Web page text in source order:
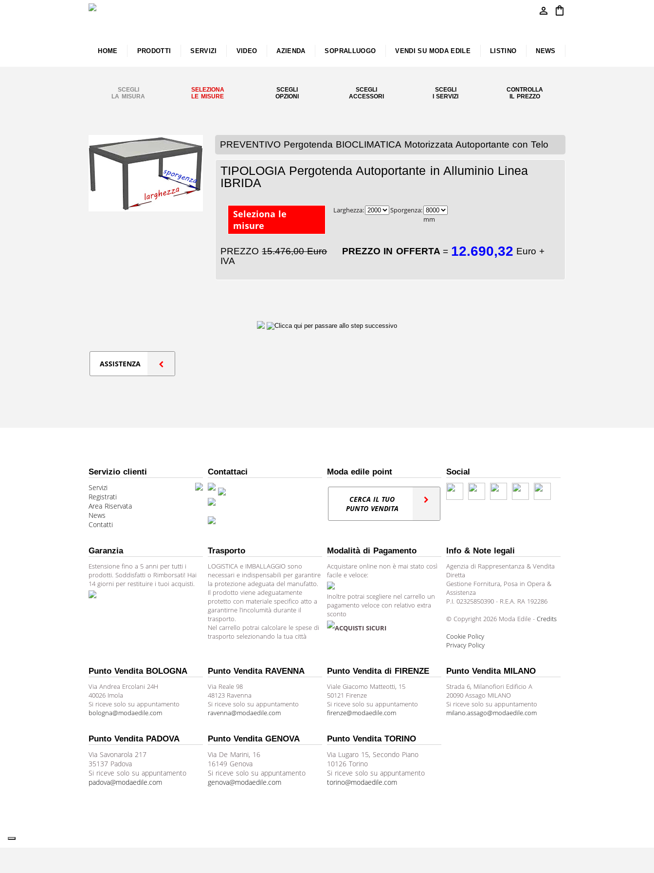
person shopping_bag
HOME PRODOTTI SERVIZI VIDEO AZIENDA SOPRALLUOGO VENDI SU MODA EDILE LISTINO NEWS
SCEGLI
LA MISURA
SELEZIONA
LE MISURE
SCEGLI
OPZIONI
SCEGLI
ACCESSORI
SCEGLI
I SERVIZI
CONTROLLA
IL PREZZO
PREVENTIVO Pergotenda BIOCLIMATICA Motorizzata Autoportante con Telo
TIPOLOGIA Pergotenda Autoportante in Alluminio Linea
IBRIDA
Seleziona le
misure
Larghezza:
Sporgenza:
mm
PREZZO15.476,00 Euro PREZZO IN OFFERTA = 12.690,32 Euro +
IVA
ASSISTENZA
Servizio clienti
Servizi
Registrati
Area Riservata
News
Contatti
Contattaci Moda edile point
CERCA IL TUO
PUNTO VENDITA
Social
Garanzia
Estensione fino a 5 anni per tutti i
prodotti. Soddisfatti o Rimborsati! Hai
14 giorni per restituire i tuoi acquisti.
Trasporto
LOGISTICA e IMBALLAGGIO sono
necessari e indispensabili per garantire
la protezione adeguata del manufatto.
Il prodotto viene adeguatamente
protetto con materiale specifico atto a
garantirne l’incolumità durante il
trasporto.
Nel carrello potrai calcolare le spese di
trasporto selezionando la tua città
Modalità di Pagamento
Acquistare online non è mai stato così
facile e veloce:
Inoltre potrai scegliere nel carrello un
pagamento veloce con relativo extra
sconto
ACQUISTI SICURI
Info & Note legali
Agenzia di Rappresentanza & Vendita
Diretta
Gestione Fornitura, Posa in Opera &
Assistenza
P.I. 02325850390 - R.E.A. RA 192286
© Copyright 2026 Moda Edile - Credits
Cookie Policy
Privacy Policy
Punto Vendita BOLOGNA
Via Andrea Ercolani 24H
40026 Imola
Si riceve solo su appuntamento
bologna@modaedile.com
Punto Vendita RAVENNA
Via Reale 98
48123 Ravenna
Si riceve solo su appuntamento
ravenna@modaedile.com
Punto Vendita di FIRENZE
Viale Giacomo Matteotti, 15
50121 Firenze
Si riceve solo su appuntamento
firenze@modaedile.com
Punto Vendita MILANO
Strada 6, Milanofiori Edificio A
20090 Assago MILANO
Si riceve solo su appuntamento
milano.assago@modaedile.com
Punto Vendita PADOVA
Via Savonarola 217
35137 Padova
Si riceve solo su appuntamento
padova@modaedile.com
Punto Vendita GENOVA
Via De Marini, 16
16149 Genova
Si riceve solo su appuntamento
genova@modaedile.com
Punto Vendita TORINO
Via Lugaro 15, Secondo Piano
10126 Torino
Si riceve solo su appuntamento
torino@modaedile.com